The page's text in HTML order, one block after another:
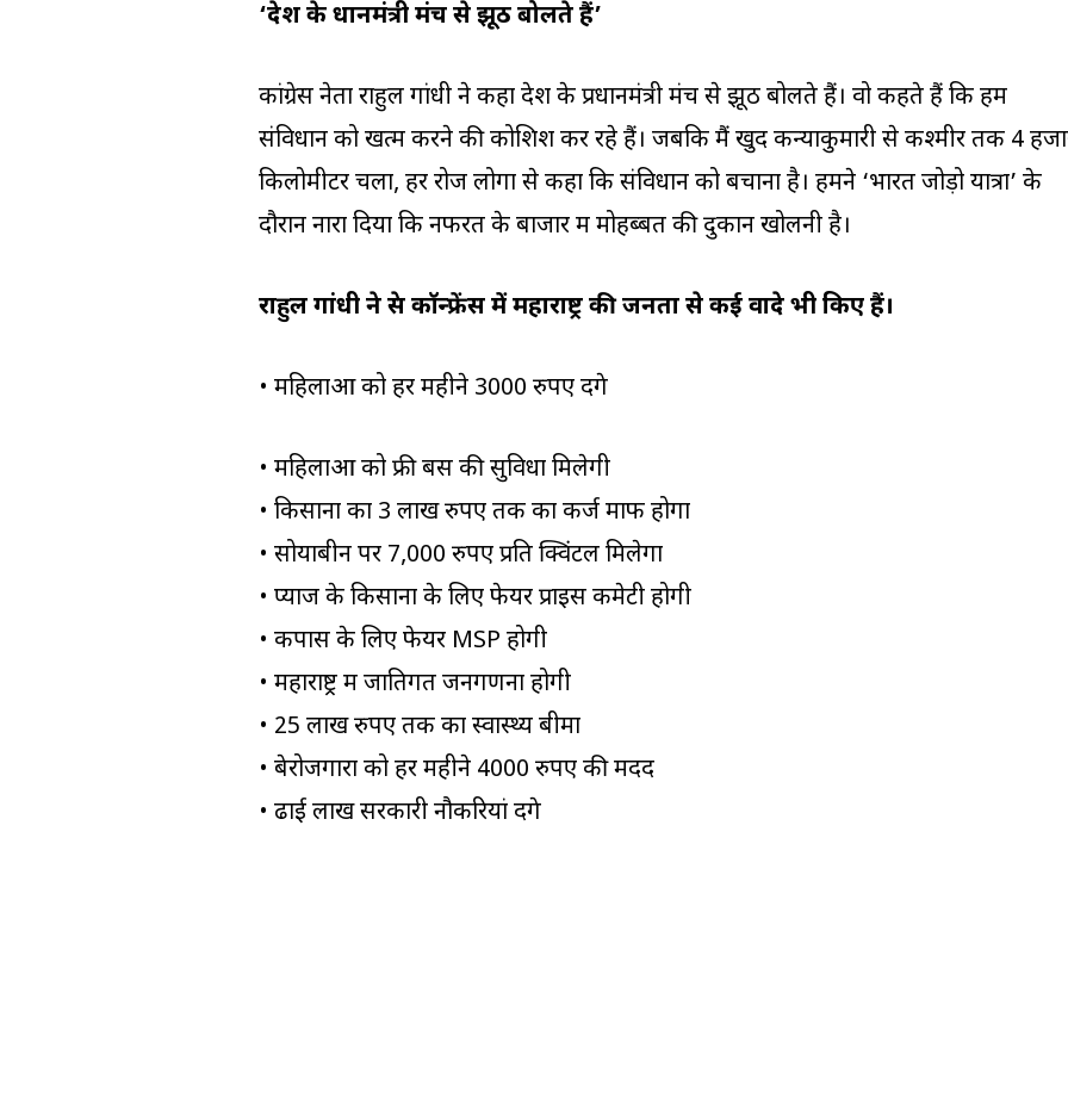
‘देश के प्रधानमंत्री मंच से झूठ बोलते हैं’
कांग्रेस नेता राहुल गांधी ने कहा देश के प्रधानमंत्री मंच से झूठ बोलते हैं। वो कहते हैं कि हम
संविधान को खत्म करने की कोशिश कर रहे हैं। जबकि मैं खुद कन्याकुमारी से कश्मीर तक 4
किलोमीटर चला, हर रोज लोगों से कहा कि संविधान को बचाना है। हमने ‘भारत जोड़ो यात्रा’ के
दौरान नारा दिया कि नफरत के बाजार में मोहब्बत की दुकान खोलनी है।
राहुल गांधी ने प्रेस कॉन्फ्रेंस में महाराष्ट्र की जनता से कई वादे भी किए हैं।
• महिलाओं को हर महीने 3000 रुपए देंगे
• महिलाओं को फ्री बस की सुविधा मिलेगी
• किसानों का 3 लाख रुपए तक का कर्ज माफ होगा
• सोयाबीन पर 7,000 रुपए प्रति क्विंटल मिलेगा
• प्याज के किसानों के लिए फेयर प्राइस कमेटी होगी
• कपास के लिए फेयर MSP होगी
• महाराष्ट्र में जातिगत जनगणना होगी
• 25 लाख रुपए तक का स्वास्थ्य बीमा
• बेरोजगारों को हर महीने 4000 रुपए की मदद
• ढाई लाख सरकारी नौकरियां देंगे